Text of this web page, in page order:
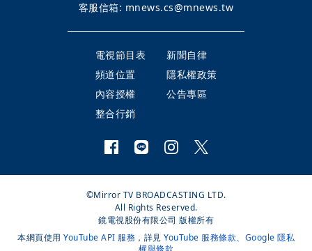
客服信箱: mnews.cs@mnews.tw
電視節目表
新聞自律
頻道位置
隱私權政策
內容授權
公告專區
整合行銷
©Mirror TV BROADCASTING LTD.
All Rights Reserved.
鏡電視股份有限公司 版權所有
本網頁使用 YouTube API 服務 ，詳見 YouTube 服務條款、 Google 隱私
權與條款